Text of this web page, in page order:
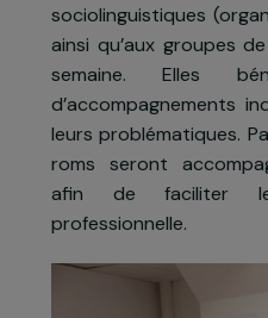
ateliers, toujours
sont pris en charge
Le projet a pour
actions et
accompagnées
ainsi pouvoir
sociolinguistiques
ainsi qu’aux